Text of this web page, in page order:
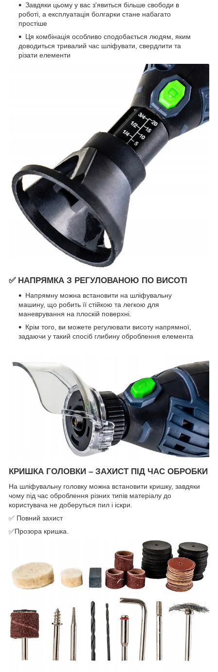
Завдяки цьому у вас з'явиться більше свободи в
роботі, а експлуатація болгарки стане набагато
простіше
Ця комбінація особливо сподобається людям, яким
доводиться тривалий час шліфувати, свердлити та
різати елементи
✅ НАПРЯМКА З РЕГУЛОВАНОЮ ПО ВИСОТІ
Напрямну можна встановити на шліфувальну
машину, що робить її стійкою та легкою для
маневрування на плоскій поверхні.
Крім того, ви можете регулювати висоту напрямної,
задаючи у такий спосіб глибину оброблення елемента
КРИШКА ГОЛОВКИ – ЗАХИСТ ПІД ЧАС ОБРОБКИ
На шліфувальну головку можна встановити кришку, завдяки
чому під час оброблення різних типів матеріалу до
користувача не доберуться пил і іскри.
✅ Повний захист
✅Прозора кришка.